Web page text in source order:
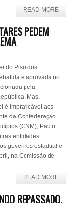
READ MORE
PEDEM
do Piso dos
e aprovada no
pela
Mas,
é impraticável aos
da Confederação
(CNM), Paulo
entidades
governos estadual e
na Comissão de
READ MORE
REPASSADO.